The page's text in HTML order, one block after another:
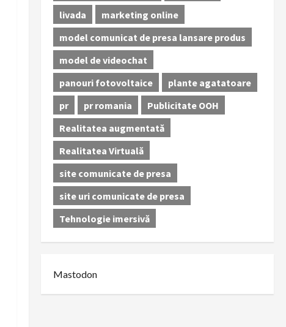
livada
marketing online
model comunicat de presa lansare produs
model de videochat
panouri fotovoltaice
plante agatatoare
pr
pr romania
Publicitate OOH
Realitatea augmentată
Realitatea Virtuală
site comunicate de presa
site uri comunicate de presa
Tehnologie imersivă
Mastodon